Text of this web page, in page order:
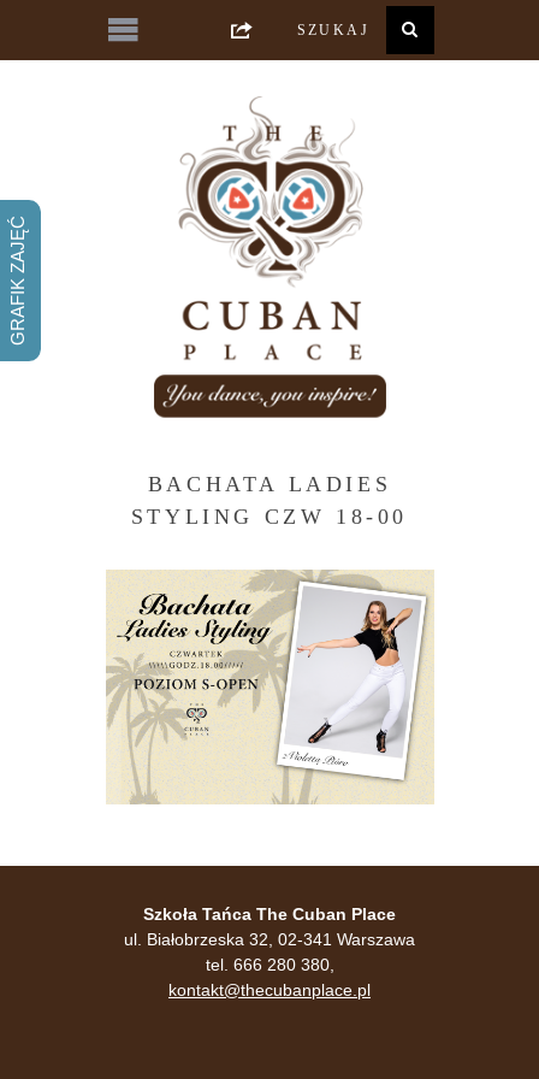
BACHATA LADIES
STYLING CZW 18-00
Szkoła Tańca The Cuban Place
ul. Białobrzeska 32, 02-341 Warszawa
tel. 666 280 380,
kontakt@thecubanplace.pl
GRAFIK ZAJĘĆ